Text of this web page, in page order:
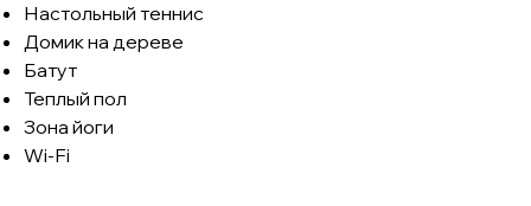
Настольный теннис
Домик на дереве
Батут
Теплый пол
Зона йоги
Wi-Fi